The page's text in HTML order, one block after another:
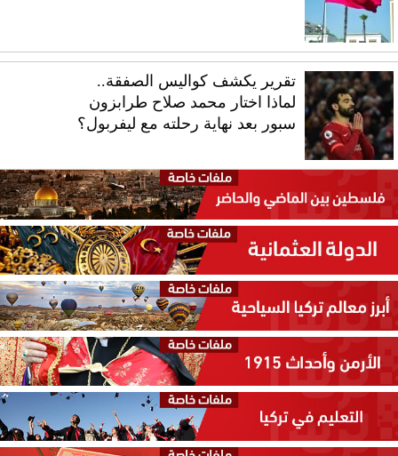
تقرير يكشف كواليس الصفقة..
لماذا اختار محمد صلاح طرابزون
سبور بعد نهاية رحلته مع ليفربول؟